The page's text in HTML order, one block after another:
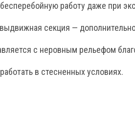
работу даже при
секция —
с неровным рельефом
в стесненных условиях.